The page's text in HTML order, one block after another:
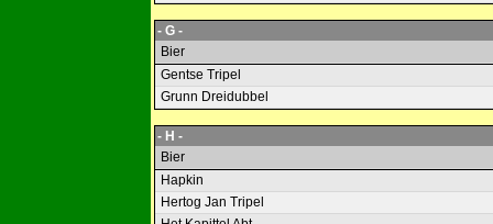
- G -
Bier
Gentse Tripel
Grunn Dreidubbel
- H -
Bier
Hapkin
Hertog Jan Tripel